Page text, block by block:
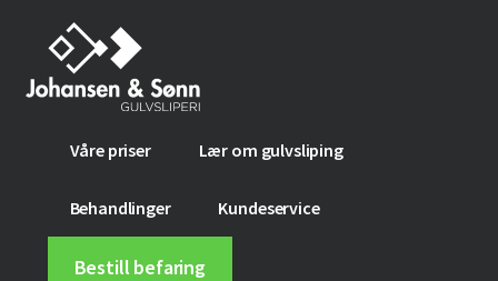
hovedinnhold
Additional
menu
Johansen
Sønn
gulvsliperi
gulvsliping
Våre priser Lær om gulvsliping
Behandlinger Kundeservice
Bestill befaring